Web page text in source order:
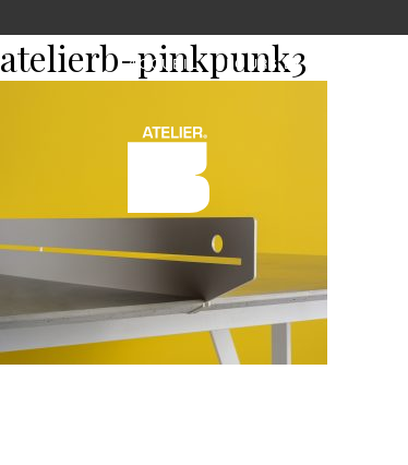
ACCUEIL FOURS ET FOYERS
atelierb-pinkpunk3